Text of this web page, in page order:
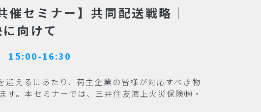
催セミナー】共同配送戦略｜
向けて
15:00-16:30
えるにあたり、荷主企業の皆様が対応すべき物
す。本セミナーでは、三井住友海上火災保険㈱・